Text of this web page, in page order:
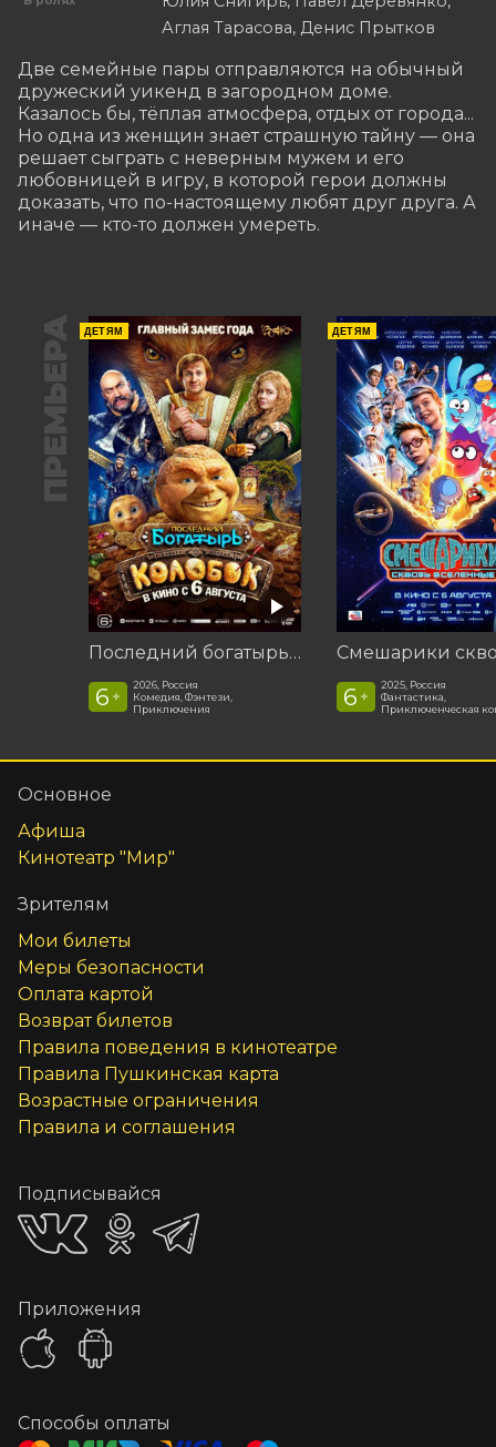
Аглая Тарасова, Денис Прытков
Две семейные пары отправляются на обычный
дружеский уикенд в загородном доме.
Казалось бы, тёплая атмосфера, отдых от города...
Но одна из женщин знает страшную тайну — она
решает сыграть с неверным мужем и его
любовницей в игру, в которой герои должны
доказать, что по-настоящему любят друг друга. А
иначе — кто-то должен умереть.
ПРЕМЬЕРА ДЕТЯМ
Последний богатырь. Колобок
6 +
2026, Россия
Комедия, Фэнтези,
Приключения
ДЕТЯМ
6 +
2025, Россия
Фантастика,
Приключенческая
Основное
Афиша
Кинотеатр "Мир"
Зрителям
Мои билеты
Меры безопасности
Оплата картой
Возврат билетов
Правила поведения в кинотеатре
Правила Пушкинская карта
Возрастные ограничения
Правила и соглашения
Подписывайся
Приложения
Способы оплаты